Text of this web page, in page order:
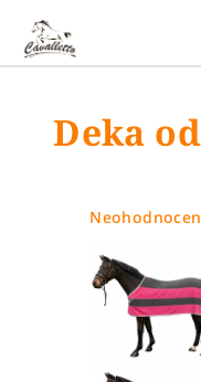
obsah
Deka
Průměrné
produktu
je
0,0
hvězdiček.